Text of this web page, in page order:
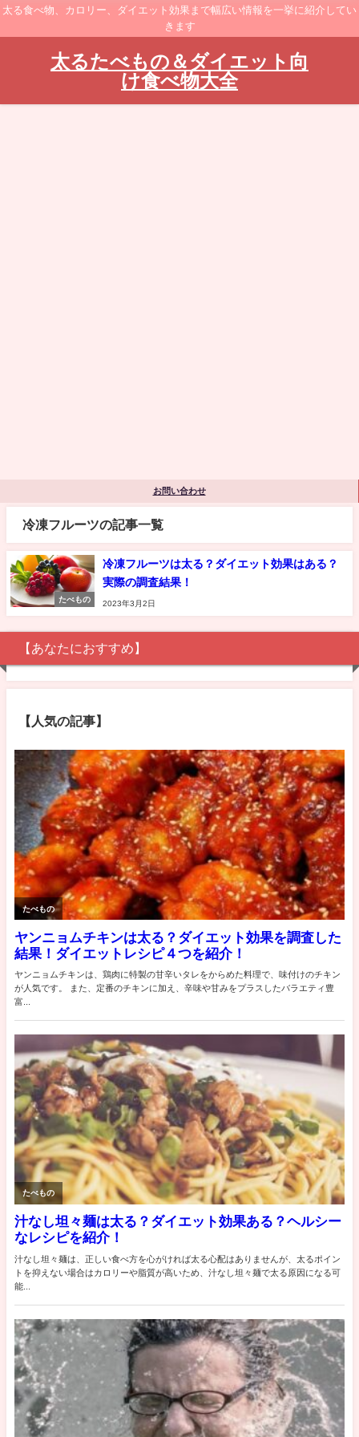
太る食べ物、カロリー、ダイエット効果まで幅広い情報を一挙に紹介してい
きます
太るたべもの＆ダイエット向
け食べ物大全
お問い合わせ
冷凍フルーツの記事一覧
たべもの
冷凍フルーツは太る？ダイエット効果はある？
実際の調査結果！
2023年3月2日
【あなたにおすすめ】
【人気の記事】